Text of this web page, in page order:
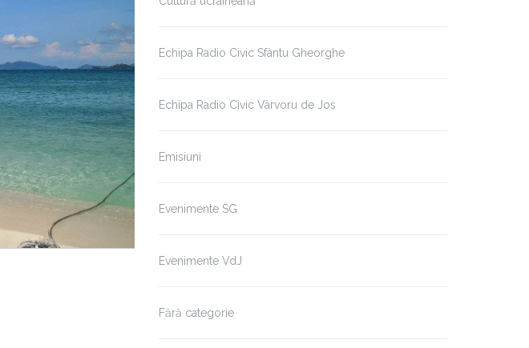
Echipa Radio Civic Sfântu Gheorghe
Echipa Radio Civic Vârvoru de Jos
Emisiuni
Evenimente SG
Evenimente VdJ
Fără categorie